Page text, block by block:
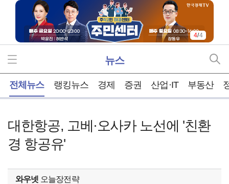
4/4
뉴스
전체뉴스 랭킹뉴스 경제 증권 산업·IT 부동산
대한항공, 고베·오사카 노선에 '친환
경 항공유'
와우넷 오늘장전략